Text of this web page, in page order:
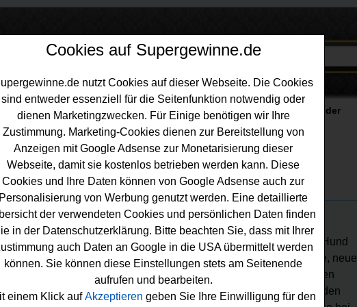
Gewinnspiele Technik Gewinnspiele>
Der Hund Adventskalender
Adventskalender Gewinnspiel
unter den Gewinnern sollten bei dem kostenlosen Der Hund
Gewinnspiel 2025 mitmachen. Jeden Tag wartet eine tolle, neue
auf glückliche Gewinner. Man kann sogar schon die einzelnen
- falls Sie es nicht erwarten können. Tolles Zubehör rund um den
Cookies auf Supergewinne.de
nutzt Cookies auf dieser Webseite. Die Cookies
sind entweder essenziell für die Seitenfunktion notwendig oder
dienen Marketingzwecken. Für Einige benötigen wir Ihre
Zustimmung. Marketing-Cookies dienen zur Bereitstellung von
Anzeigen mit Google Adsense zur Monetarisierung dieser
Webseite, damit sie kostenlos betrieben werden kann. Diese
Cookies und Ihre Daten können von Google Adsense auch zur
Personalisierung von Werbung genutzt werden. Eine detaillierte
der verwendeten Cookies und persönlichen Daten finden
in der Datenschutzerklärung. Bitte beachten Sie, dass mit Ihrer
auch Daten an Google in die USA übermittelt werden
können. Sie können diese Einstellungen stets am Seitenende
aufrufen und bearbeiten.
einem Klick aufAkzeptieren geben Sie Ihre Einwilligung für den